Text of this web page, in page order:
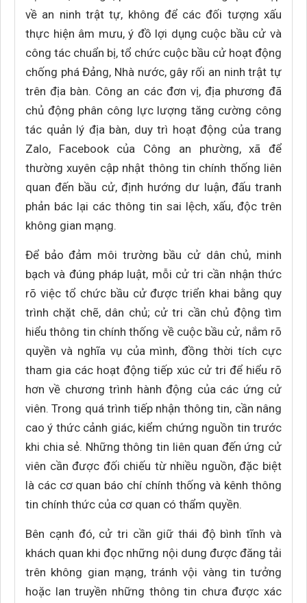
về an ninh trật tự, không để các đối tượng xấu
thực hiện âm mưu, ý đồ lợi dụng cuộc bầu cử và
công tác chuẩn bị, tổ chức cuộc bầu cử hoạt động
chống phá Đảng, Nhà nước, gây rối an ninh trật tự
trên địa bàn. Công an các đơn vị, địa phương đã
chủ động phân công lực lượng tăng cường công
tác quản lý địa bàn, duy trì hoạt động của trang
Zalo, Facebook của Công an phường, xã để
thường xuyên cập nhật thông tin chính thống liên
quan đến bầu cử, định hướng dư luận, đấu tranh
phản bác lại các thông tin sai lệch, xấu, độc trên
không gian mạng.
Để bảo đảm môi trường bầu cử dân chủ, minh
bạch và đúng pháp luật, mỗi cử tri cần nhận thức
rõ việc tổ chức bầu cử được triển khai bằng quy
trình chặt chẽ, dân chủ; cử tri cần chủ động tìm
hiểu thông tin chính thống về cuộc bầu cử, nắm rõ
quyền và nghĩa vụ của mình, đồng thời tích cực
tham gia các hoạt động tiếp xúc cử tri để hiểu rõ
hơn về chương trình hành động của các ứng cử
viên. Trong quá trình tiếp nhận thông tin, cần nâng
cao ý thức cảnh giác, kiểm chứng nguồn tin trước
khi chia sẻ. Những thông tin liên quan đến ứng cử
viên cần được đối chiếu từ nhiều nguồn, đặc biệt
là các cơ quan báo chí chính thống và kênh thông
tin chính thức của cơ quan có thẩm quyền.
Bên cạnh đó, cử tri cần giữ thái độ bình tĩnh và
khách quan khi đọc những nội dung được đăng tải
trên không gian mạng, tránh vội vàng tin tưởng
hoặc lan truyền những thông tin chưa được xác